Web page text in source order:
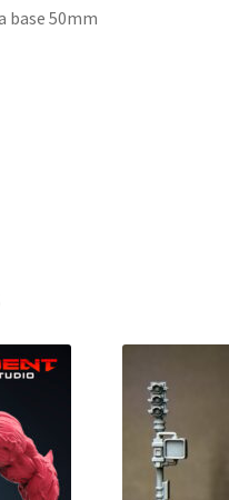
base 50mm